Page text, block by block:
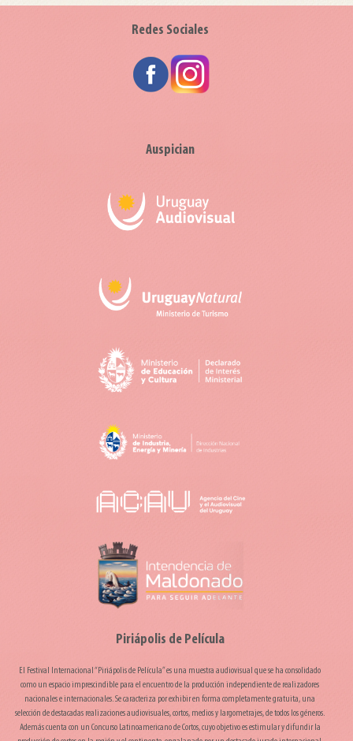
Redes Sociales
Auspician
Piriápolis de Película
El Festival Internacional “Piriápolis de Película” es una muestra audiovisual que se ha consolidado
como un espacio imprescindible para el encuentro de la producción independiente de realizadores
nacionales e internacionales. Se caracteriza por exhibir en forma completamente gratuita, una
selección de destacadas realizaciones audiovisuales, cortos, medios y largometrajes, de todos los géneros.
Además cuenta con un Concurso Latinoamericano de Cortos, cuyo objetivo es estimular y difundir la